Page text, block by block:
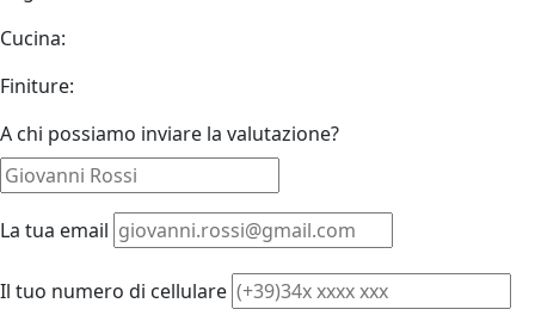
Cucina:
Finiture:
A chi possiamo inviare la valutazione?
La tua email
Il tuo numero di cellulare